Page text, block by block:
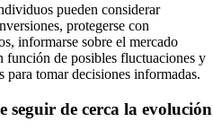
pueden considerar
protegerse con
informarse sobre el mercado
función de posibles fluctuaciones y
para tomar decisiones informadas.
seguir de cerca la evolución